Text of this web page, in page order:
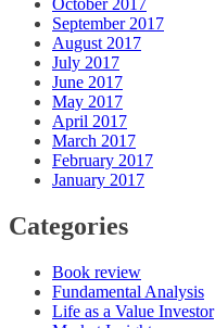
October 2017
September 2017
August 2017
July 2017
June 2017
May 2017
April 2017
March 2017
February 2017
January 2017
Categories
Book review
Fundamental Analysis
Life as a Value Investor